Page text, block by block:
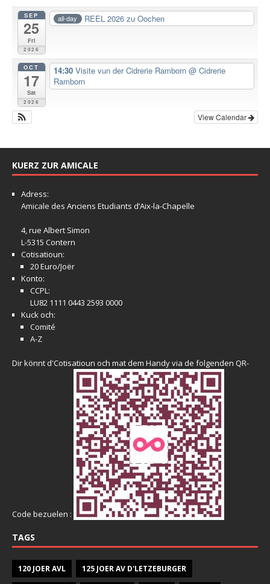
SEP
25
Fri
2026
all-day REEL 2026 zu Oochen
OCT
17
Sat
2026
14:30 Visite vun der Cidrerie Ramborn @ Cidrerie
Ramborn
View Calendar
KUERZ ZUR AMICALE
Adress:
Amicale des Anciens Etudiants d’Aix-la-Chapelle
4, rue Albert Simon
L-5315 Contern
Cotisatioun:
20 Euro/Joër
Konto:
CCPL:
LU82 1111 0443 2593 0000
Kuck och:
Comité
A-Z
Dir könnt d'Cotisatioun och mat dem Handy via de folgenden QR-
Code bezuelen :
TAGS
120 JOER AVL 125 JOER AV D'LETZEBURGER